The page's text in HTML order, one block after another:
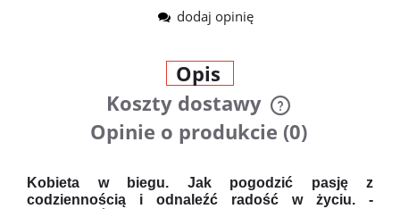
dodaj opinię
Opis
Koszty dostawy
Cena nie zawiera ewentualnych
kosztów płatności
Opinie o produkcie (0)
Kobieta w biegu. Jak pogodzić pasję z
codziennością i odnaleźć radość w życiu. -